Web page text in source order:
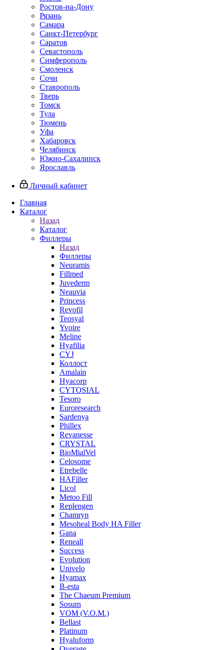
Ростов-на-Дону
Рязань
Самара
Санкт-Петербург
Саратов
Севастополь
Симферополь
Смоленск
Сочи
Ставрополь
Тверь
Томск
Тула
Тюмень
Уфа
Хабаровск
Челябинск
Южно-Сахалинск
Ярославль
Личный кабинет
Главная
Каталог
Назад
Каталог
Филлеры
Назад
Филлеры
Neuramis
Fillmed
Juvederm
Neauvia
Princess
Revofil
Teosyal
Yvoire
Meline
Hyafilia
CYJ
Коллост
Amalain
Hyacorp
CYTOSIAL
Tesoro
Euroresearch
Sardenya
Phillex
Revanesse
CRYSTAL
BioMialVel
Celosome
Etrebelle
HAFiller
Licol
Metoo Fill
Replengen
Chamryn
Mesoheal Body HA Filler
Gana
Reneall
Success
Evolution
Univelo
Hyamax
B-esta
The Chaeum Premium
Sosum
VOM (V.O.M.)
Bellast
Platinum
Hyaluform